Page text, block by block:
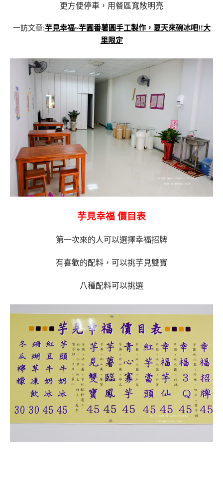
更方便停車，用餐區寬敞明亮
一訪文章:芋見幸福~芋圓番薯圓手工製作，夏天來碗冰吧!!大
里限定
芋見幸福 價目表
第一次來的人可以選擇幸福招牌
有喜歡的配料，可以挑芋見雙寶
八種配料可以挑選